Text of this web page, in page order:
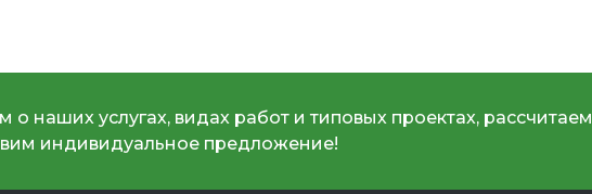
наших услугах, видах работ и типовых проектах, рассчитаем
индивидуальное предложение!